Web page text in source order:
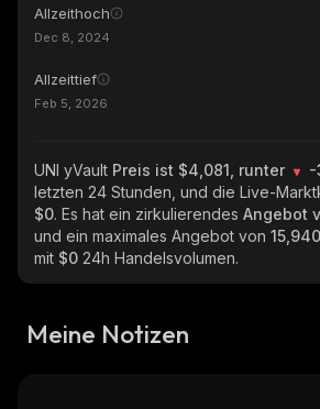
Allzeithoch
Dec 8, 2024
Allzeittief
Feb 5, 2026
UNI yVault Preis ist $4,081, runter -
letzten 24 Stunden, und die Live-
$0. Es hat ein zirkulierendes Angebot
und ein maximales Angebot von
mit $0 24h Handelsvolumen.
Meine Notizen